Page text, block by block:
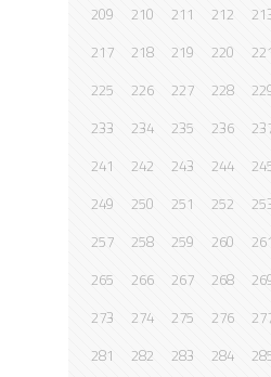
209
210 211 212
217
218 219 220 221
225
226 227 228
233
234 235 236
241
242 243 244
249
250 251 252
257
258 259 260 261
265
266 267 268
273
274 275 276
281
282 283 284